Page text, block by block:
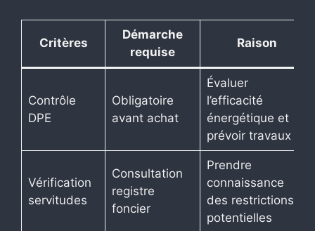
Critères
Démarche
requise
Raison
Contrôle
DPE
Obligatoire
avant achat
Évaluer
l’efficacité
énergétique et
prévoir travaux
Vérification
servitudes
Consultation
registre
foncier
Prendre
connaissance
des restrictions
potentielles